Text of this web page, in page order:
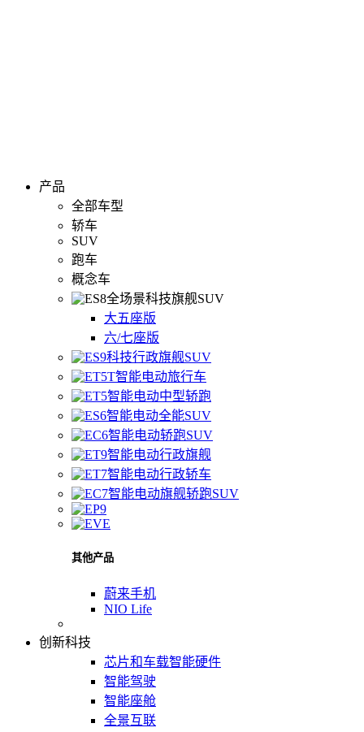
产品
全部车型
轿车
SUV
跑车
概念车
全场景科技旗舰SUV
大五座版
六/七座版
科技行政旗舰SUV
智能电动旅行车
智能电动中型轿跑
智能电动全能SUV
智能电动轿跑SUV
智能电动行政旗舰
智能电动行政轿车
智能电动旗舰轿跑SUV
其他产品
蔚来手机
NIO Life
创新科技
芯片和车载智能硬件
智能驾驶
智能座舱
全景互联